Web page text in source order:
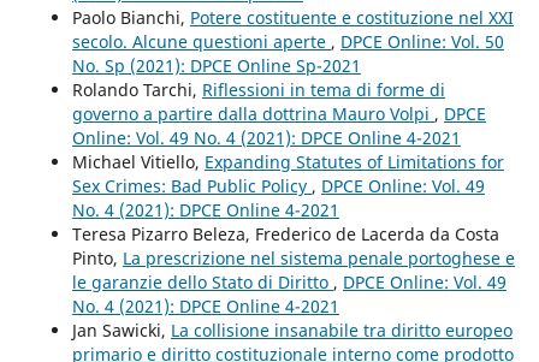
Paolo Bianchi, Potere costituente e costituzione nel XXI
secolo. Alcune questioni aperte , DPCE Online: Vol. 50
No. Sp (2021): DPCE Online Sp-2021
Rolando Tarchi, Riflessioni in tema di forme di
governo a partire dalla dottrina Mauro Volpi , DPCE
Online: Vol. 49 No. 4 (2021): DPCE Online 4-2021
Michael Vitiello, Expanding Statutes of Limitations for
Sex Crimes: Bad Public Policy , DPCE Online: Vol. 49
No. 4 (2021): DPCE Online 4-2021
Teresa Pizarro Beleza, Frederico de Lacerda da Costa
Pinto, La prescrizione nel sistema penale portoghese e
le garanzie dello Stato di Diritto , DPCE Online: Vol. 49
No. 4 (2021): DPCE Online 4-2021
Jan Sawicki, La collisione insanabile tra diritto europeo
primario e diritto costituzionale interno come prodotto